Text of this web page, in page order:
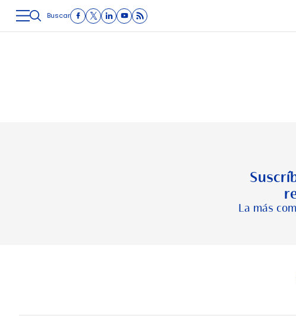
LOGÍSTICA INMOLOGÍSTICA INTRALOGÍSTICA CARRETERA
Buscar
La más